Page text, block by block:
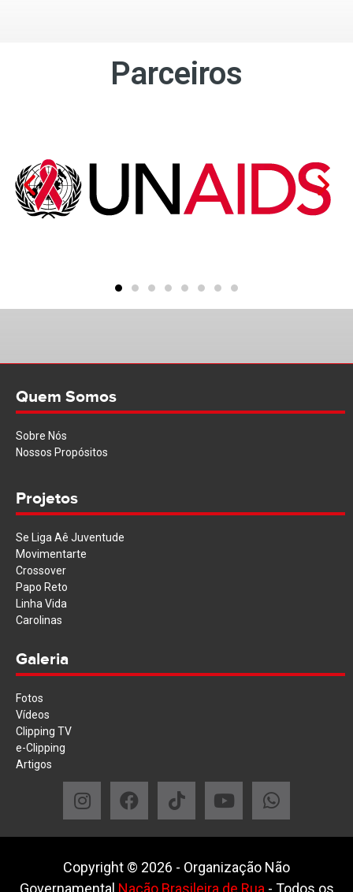
Parceiros
Quem Somos
Sobre Nós
Nossos Propósitos
Projetos
Se Liga Aê Juventude
Movimentarte
Crossover
Papo Reto
Linha Vida
Carolinas
Galeria
Fotos
Vídeos
Clipping TV
e-Clipping
Artigos
Copyright © 2026 - Organização Não